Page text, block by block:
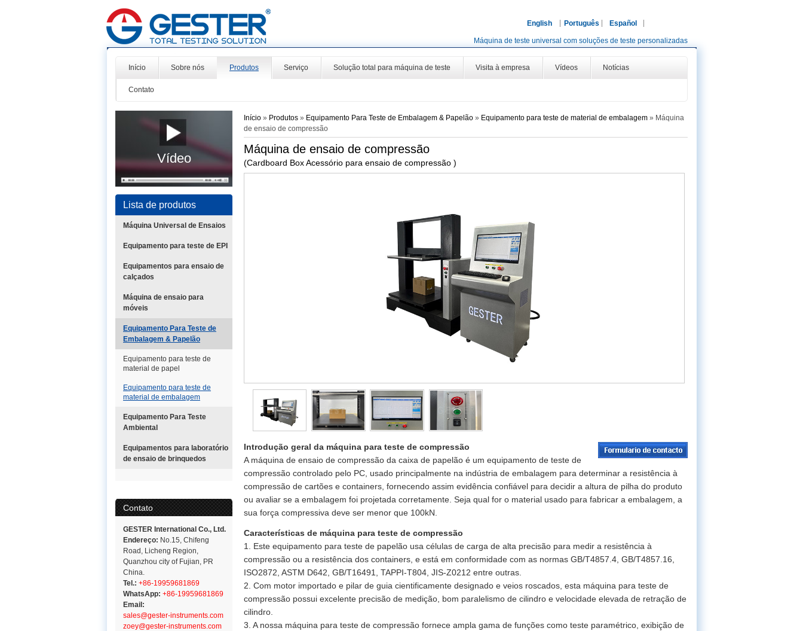
English Português Español
Máquina de teste universal com soluções de teste personalizadas
Início Sobre nós Produtos Serviço Solução total para máquina de teste Visita à empresa Vídeos Notícias
Contato
Vídeo
Lista de produtos
Máquina Universal de Ensaios
Equipamento para teste de EPI
Equipamentos para ensaio de
calçados
Máquina de ensaio para
móveis
Equipamento Para Teste de
Embalagem & Papelão
Equipamento para teste de
material de papel
Equipamento para teste de
material de embalagem
Equipamento Para Teste
Ambiental
Equipamentos para laboratório
de ensaio de brinquedos
Contato
GESTER International Co., Ltd.
Endereço: No.15, Chifeng
Road, Licheng Region,
Quanzhou city of Fujian, PR
China.
Tel.: +86-19959681869
WhatsApp: +86-19959681869
Email:
sales@gester-instruments.com
zoey@gester-instruments.com
Início » Produtos » Equipamento Para Teste de Embalagem & Papelão » Equipamento para teste de material de embalagem » Máquina
de ensaio de compressão
Máquina de ensaio de compressão
(Cardboard Box Acessório para ensaio de compressão )
Introdução geral da máquina para teste de compressão
A máquina de ensaio de compressão da caixa de papelão é um equipamento de teste de
compressão controlado pelo PC, usado principalmente na indústria de embalagem para determinar a resistência à
compressão de cartões e containers, fornecendo assim evidência confiável para decidir a altura de pilha do produto
ou avaliar se a embalagem foi projetada corretamente. Seja qual for o material usado para fabricar a embalagem, a
sua força compressiva deve ser menor que 100kN.
Características de máquina para teste de compressão
1. Este equipamento para teste de papelão usa células de carga de alta precisão para medir a resistência à
compressão ou a resistência dos containers, e está em conformidade com as normas GB/T4857.4, GB/T4857.16,
ISO2872, ASTM D642, GB/T16491, TAPPI-T804, JIS-Z0212 entre outras.
2. Com motor importado e pilar de guia cientificamente designado e veios roscados, esta máquina para teste de
compressão possui excelente precisão de medição, bom paralelismo de cilindro e velocidade elevada de retração de
cilindro.
3. A nossa máquina para teste de compressão fornece ampla gama de funções como teste paramétrico, exibição de